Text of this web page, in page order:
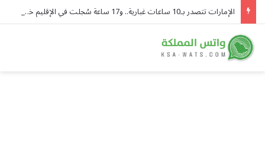
الإمارات تتصدر بـ10 ساعات غبارية.. و17 ساعة سُجلت في الإقليم خلال 8 أغسطس